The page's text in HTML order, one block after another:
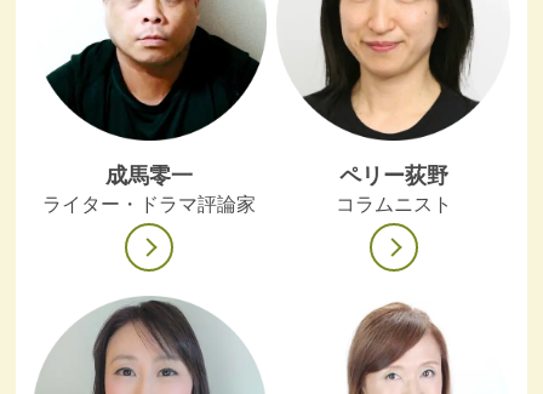
成馬零一
ライター・ドラマ評論家
ペリー荻野
コラムニスト